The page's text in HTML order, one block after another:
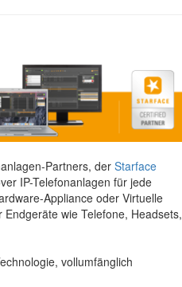
Partners, der Starface
IP-Telefonanlagen für jede
Appliance oder Virtuelle
wie Telefone, Headsets,
vollumfänglich